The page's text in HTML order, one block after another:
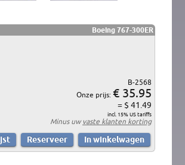
Boeing 767-300ER
B-2568
Onze prijs: € 35.95
= $ 41.49
incl. 15% US tariffs
Minus uwvaste klanten korting